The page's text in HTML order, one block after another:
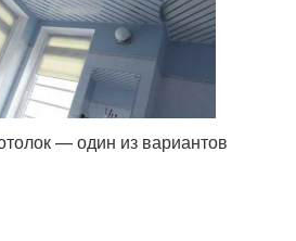
— один из вариантов